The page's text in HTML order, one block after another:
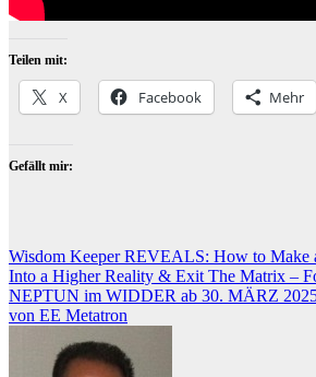
Teilen mit:
X Facebook Mehr
Gefällt mir:
Beitragsnavigation
Wisdom Keeper REVEALS: How to
Into a Higher Reality & Exit The Matrix –
NEPTUN im WIDDER ab 30. MÄRZ
von EE Metatron